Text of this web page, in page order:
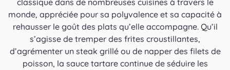
classique dans de nombreuses cuisines à travers le
monde, appréciée pour sa polyvalence et sa capacité à
rehausser le goût des plats qu’elle accompagne. Qu’il
s’agisse de tremper des frites croustillantes,
d’agrémenter un steak grillé ou de napper des filets de
poisson, la sauce tartare continue de séduire les